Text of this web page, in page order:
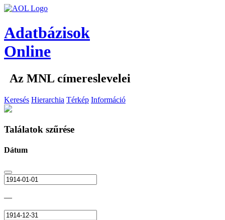
Adatbázisok
Online
Az MNL címereslevelei
Keresés Hierarchia Térkép Információ
Találatok szűrése
Dátum
—